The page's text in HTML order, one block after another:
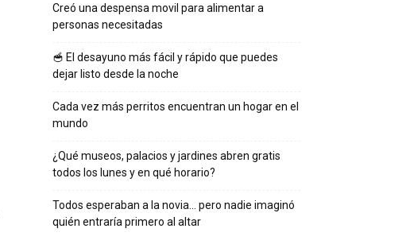
Creó una despensa movil para alimentar a
personas necesitadas
🥣 El desayuno más fácil y rápido que puedes
dejar listo desde la noche
Cada vez más perritos encuentran un hogar en el
mundo
¿Qué museos, palacios y jardines abren gratis
todos los lunes y en qué horario?
Todos esperaban a la novia… pero nadie imaginó
quién entraría primero al altar